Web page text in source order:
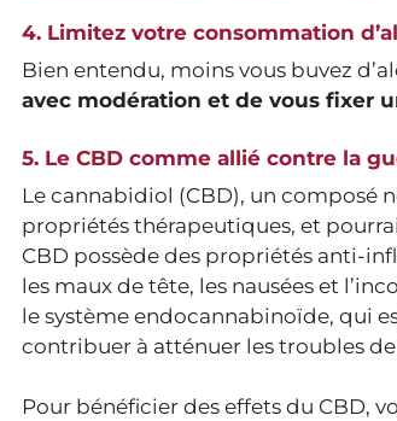
4. Limitez votre consommation
Bien entendu, moins vous buvez
avec modération et de vous fixer
5. Le CBD comme allié contre la
Le cannabidiol (CBD), un composé
propriétés thérapeutiques, et
CBD possède des propriétés anti-
les maux de tête, les nausées et
le système endocannabinoïde, qui
contribuer à atténuer les troubles
Pour bénéficier des effets du CBD,